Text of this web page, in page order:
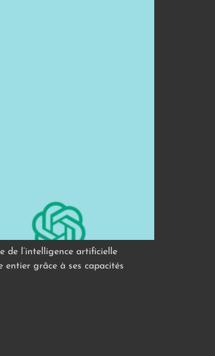
de l’intelligence artificielle
entier grâce à ses capacités